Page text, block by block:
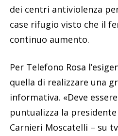
dei centri antiviolenza
case rifugio visto che il
continuo aumento.
Per Telefono Rosa
quella di realizzare una
informativa. «Deve
puntualizza la
Carnieri Moscatelli – su